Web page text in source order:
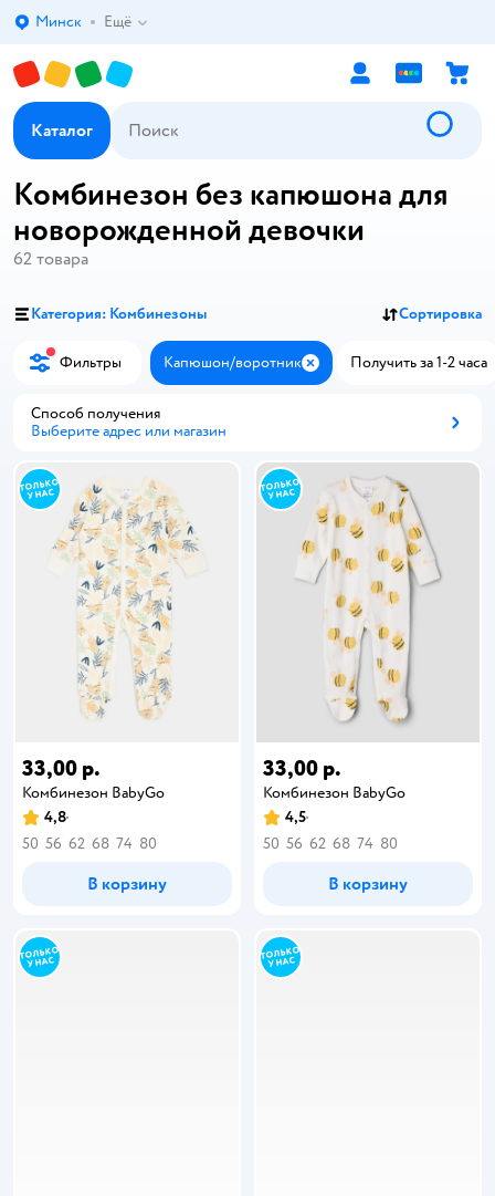
Выбор адреса доставки.
Минск Ещё
Каталог
Комбинезон без капюшона для
новорожденной девочки
62 товара
Категория: Комбинезоны Сортировка
Фильтры Капюшон/воротник ЗакрытьПолучить за 1-2 часа
Способ получения
Выберите адрес или магазин
33,00 р.
Комбинезон BabyGо
4,8
50 56 62 68 74 80
В корзину
33,00 р.
Комбинезон BabyGо
4,5
50 56 62 68 74 80
В корзину